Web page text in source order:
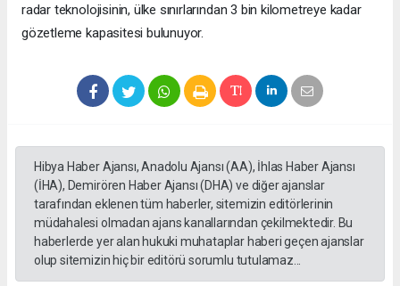
radar teknolojisinin, ülke sınırlarından 3 bin kilometreye kadar
gözetleme kapasitesi bulunuyor.
Hibya Haber Ajansı, Anadolu Ajansı (AA), İhlas Haber Ajansı
(İHA), Demirören Haber Ajansı (DHA) ve diğer ajanslar
tarafından eklenen tüm haberler, sitemizin editörlerinin
müdahalesi olmadan ajans kanallarından çekilmektedir. Bu
haberlerde yer alan hukuki muhataplar haberi geçen ajanslar
olup sitemizin hiç bir editörü sorumlu tutulamaz...